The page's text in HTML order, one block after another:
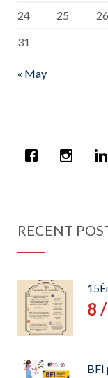
24 25 26
31
« May
RECENT
8 /
BFI